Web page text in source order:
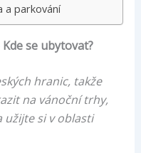
a parkování
se ubytovat?
hranic, takže
na vánoční trhy,
užijte si v oblasti